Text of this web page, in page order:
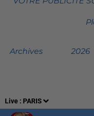
Live : PARIS
Archives 2026